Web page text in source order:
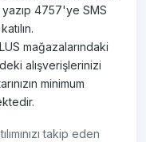
4757'ye SMS
mağazalarındaki
alışverişlerinizi
minimum
takip eden